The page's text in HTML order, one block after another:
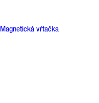
Magnetická vŕtačka